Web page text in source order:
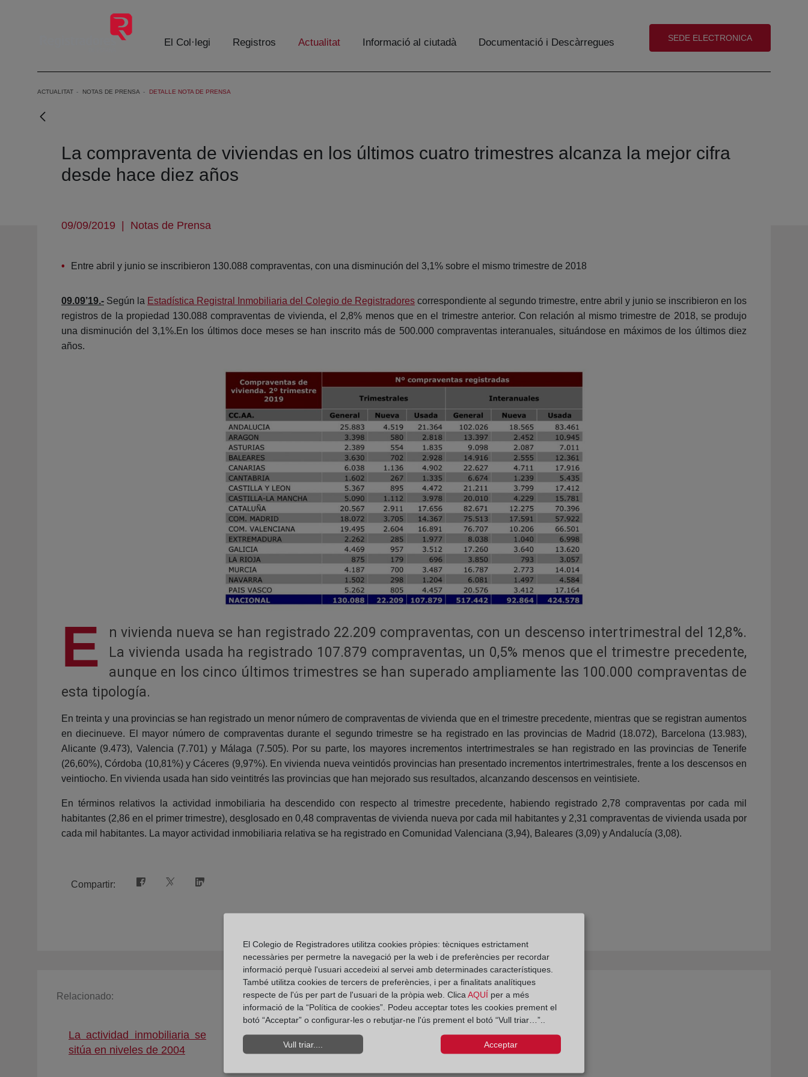
Salta al contingut principal
El Col·legi Registros Actualitat Informació al ciutadà Documentació i Descàrregues (abre en nueva ventana)
SEDE ELECTRONICA
ACTUALITAT NOTAS DE PRENSA DETALLE NOTA DE PRENSA
La compraventa de viviendas en los últimos cuatro trimestres alcanza la mejor cifra
desde hace diez años
09/09/2019 | Notas de Prensa
Entre abril y junio se inscribieron 130.088 compraventas, con una disminución del 3,1% sobre el mismo trimestre de 2018
09.09’19.- Según la Estadística Registral Inmobiliaria del Colegio de Registradores correspondiente al segundo trimestre, entre abril y junio se inscribieron en los
registros de la propiedad 130.088 compraventas de vivienda, el 2,8% menos que en el trimestre anterior. Con relación al mismo trimestre de 2018, se produjo
una disminución del 3,1%.En los últimos doce meses se han inscrito más de 500.000 compraventas interanuales, situándose en máximos de los últimos diez
años.
E
n vivienda nueva se han registrado 22.209 compraventas, con un descenso intertrimestral del 12,8%.
La vivienda usada ha registrado 107.879 compraventas, un 0,5% menos que el trimestre precedente,
aunque en los cinco últimos trimestres se han superado ampliamente las 100.000 compraventas de
esta tipología.
En treinta y una provincias se han registrado un menor número de compraventas de vivienda que en el trimestre precedente, mientras que se registran aumentos
en diecinueve. El mayor número de compraventas durante el segundo trimestre se ha registrado en las provincias de Madrid (18.072), Barcelona (13.983),
Alicante (9.473), Valencia (7.701) y Málaga (7.505). Por su parte, los mayores incrementos intertrimestrales se han registrado en las provincias de Tenerife
(26,60%), Córdoba (10,81%) y Cáceres (9,97%). En vivienda nueva veintidós provincias han presentado incrementos intertrimestrales, frente a los descensos en
veintiocho. En vivienda usada han sido veintitrés las provincias que han mejorado sus resultados, alcanzando descensos en veintisiete.
En términos relativos la actividad inmobiliaria ha descendido con respecto al trimestre precedente, habiendo registrado 2,78 compraventas por cada mil
habitantes (2,86 en el primer trimestre), desglosado en 0,48 compraventas de vivienda nueva por cada mil habitantes y 2,31 compraventas de vivienda usada por
cada mil habitantes. La mayor actividad inmobiliaria relativa se ha registrado en Comunidad Valenciana (3,94), Baleares (3,09) y Andalucía (3,08).
Compartir:
Relacionado:
La actividad inmobiliaria se
sitúa en niveles de 2004(abre en nueva ventana)
Los registradores se
adhieren a la campaña
El precio de la vivienda sube
un 2,65% en tasa interanual
(abre en nueva ventana)
El Colegio de Registradores utilitza cookies pròpies: tècniques estrictament
necessàries per permetre la navegació per la web i de preferències per recordar
informació perquè l'usuari accedeixi al servei amb determinades característiques.
També utilitza cookies de tercers de preferències, i per a finalitats analítiques
respecte de l'ús per part de l'usuari de la pròpia web. Clica AQUÍ per a més
informació de la “Política de cookies”. Podeu acceptar totes les cookies prement el
botó “Acceptar” o configurar-les o rebutjar-ne l'ús prement el botó “Vull triar…”..
Vull triar.... Acceptar